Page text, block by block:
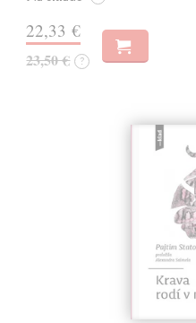
22,33 €
23,50 € ?